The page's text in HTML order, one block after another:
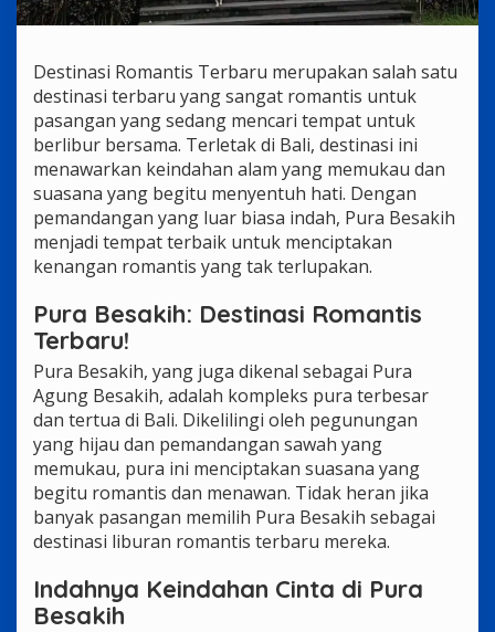
Destinasi Romantis Terbaru merupakan salah satu
destinasi terbaru yang sangat romantis untuk
pasangan yang sedang mencari tempat untuk
berlibur bersama. Terletak di Bali, destinasi ini
menawarkan keindahan alam yang memukau dan
suasana yang begitu menyentuh hati. Dengan
pemandangan yang luar biasa indah, Pura Besakih
menjadi tempat terbaik untuk menciptakan
kenangan romantis yang tak terlupakan.
Pura Besakih: Destinasi Romantis
Terbaru!
Pura Besakih, yang juga dikenal sebagai Pura
Agung Besakih, adalah kompleks pura terbesar
dan tertua di Bali. Dikelilingi oleh pegunungan
yang hijau dan pemandangan sawah yang
memukau, pura ini menciptakan suasana yang
begitu romantis dan menawan. Tidak heran jika
banyak pasangan memilih Pura Besakih sebagai
destinasi liburan romantis terbaru mereka.
Indahnya Keindahan Cinta di Pura
Besakih